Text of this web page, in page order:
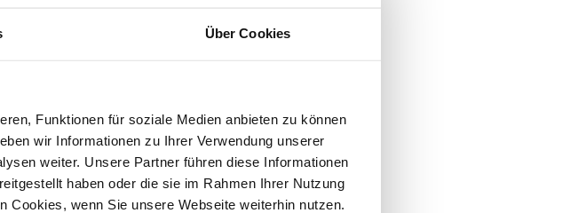
Über Cookies
Funktionen für soziale Medien anbieten zu können
wir Informationen zu Ihrer Verwendung unserer
weiter. Unsere Partner führen diese Informationen
haben oder die sie im Rahmen Ihrer Nutzung
Cookies, wenn Sie unsere Webseite weiterhin nutzen.